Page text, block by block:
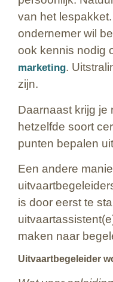
van het
ondernemer wil
ook kennis nodig
marketing.
zijn.
Daarnaast krijg je
hetzelfde soort
punten bepalen
Een andere
is door eerst te
maken naar
Uitvaartbegeleider